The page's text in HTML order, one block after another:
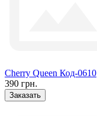
Cherry Queen Код-0610
390 грн.
Заказать